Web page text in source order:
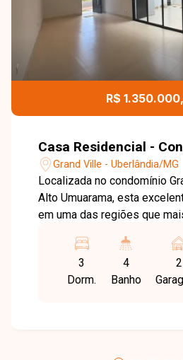
R$
Casa Residencial -
Grand Ville - Uberlândia/MG
Localizada no condomínio
Alto Umuarama, esta
em uma das regiões que
principais avenidas da
infraestrutura completa,
supermercados, escolas,
3
Dorm.
4
Banho
2